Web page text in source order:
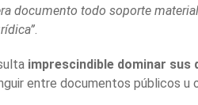
documento todo soporte
.
imprescindible dominar sus
entre documentos públicos u